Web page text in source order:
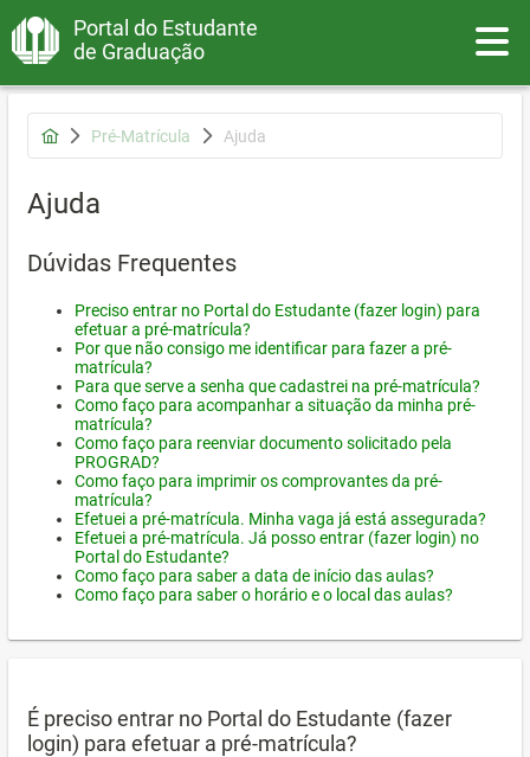
Portal do Estudante
de Graduação
Pré-Matrícula Ajuda
Ajuda
Dúvidas Frequentes
Preciso entrar no Portal do Estudante (fazer login) para
efetuar a pré-matrícula?
Por que não consigo me identificar para fazer a pré-
matrícula?
Para que serve a senha que cadastrei na pré-matrícula?
Como faço para acompanhar a situação da minha pré-
matrícula?
Como faço para reenviar documento solicitado pela
PROGRAD?
Como faço para imprimir os comprovantes da pré-
matrícula?
Efetuei a pré-matrícula. Minha vaga já está assegurada?
Efetuei a pré-matrícula. Já posso entrar (fazer login) no
Portal do Estudante?
Como faço para saber a data de início das aulas?
Como faço para saber o horário e o local das aulas?
É preciso entrar no Portal do Estudante (fazer
login) para efetuar a pré-matrícula?